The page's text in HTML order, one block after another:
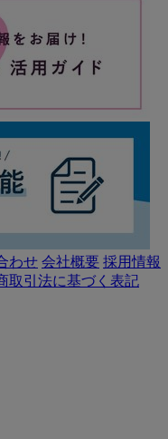
わせ 会社概要 採用情報
取引法に基づく表記